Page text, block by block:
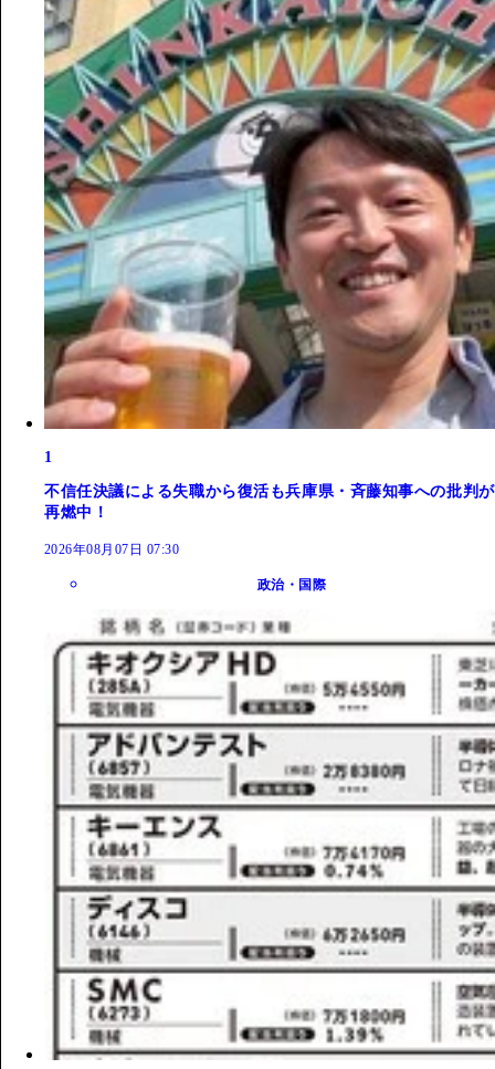
1
不信任決議による失職から復活も兵庫県・斉藤知事への批判が
再燃中！
2026年08月07日 07:30
政治・国際